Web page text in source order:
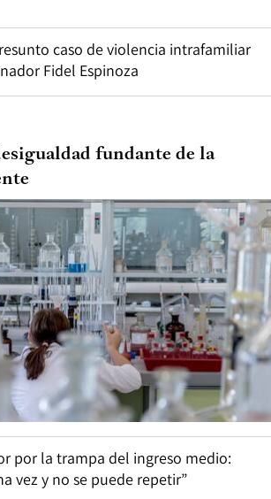
caso de violencia intrafamiliar
Fidel Espinoza
fundante de la
por la trampa del ingreso medio:
vez y no se puede repetir”